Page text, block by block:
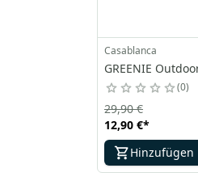
Casablanca
GREENIE
0
12,90 €*
29,90 €
Hinzufügen